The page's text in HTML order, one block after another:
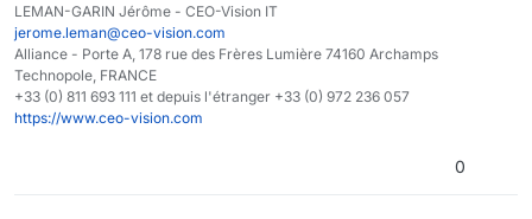
LEMAN-GARIN Jérôme - CEO-Vision IT
jerome.leman@ceo-vision.com
Alliance - Porte A, 178 rue des Frères Lumière 74160 Archamps
Technopole, FRANCE
+33 (0) 811 693 111 et depuis l'étranger +33 (0) 972 236 057
https://www.ceo-vision.com
0